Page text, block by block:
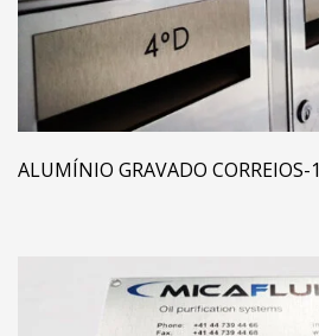
ALUMÍNIO GRAVADO CORREIOS-1